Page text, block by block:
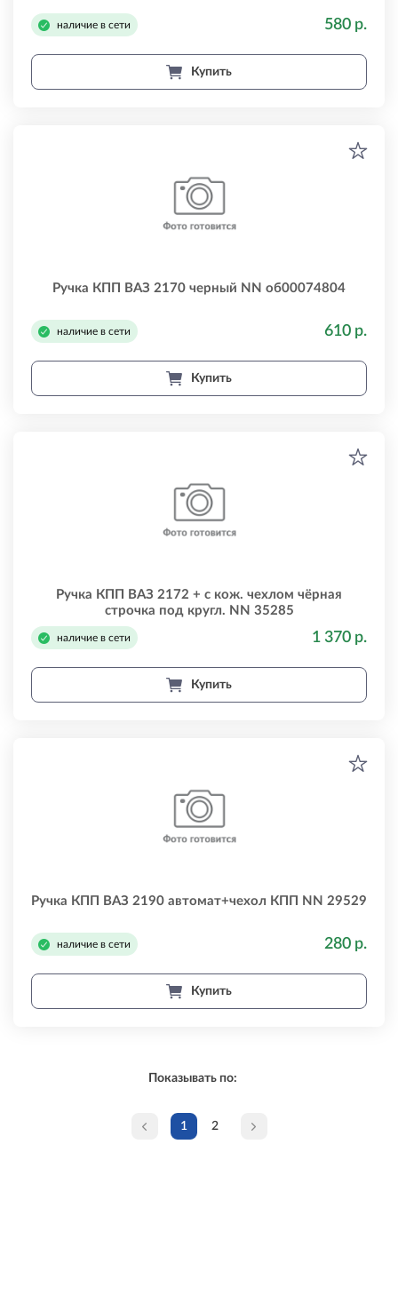
наличие в сети 580 р.
Купить
Ручка КПП ВАЗ 2170 черный NN об00074804
наличие в сети 610 р.
Купить
Ручка КПП ВАЗ 2172 + с кож. чехлом чёрная
строчка под кругл. NN 35285
наличие в сети 1 370 р.
Купить
Ручка КПП ВАЗ 2190 автомат+чехол КПП NN 29529
наличие в сети 280 р.
Купить
Показывать по:
1 2